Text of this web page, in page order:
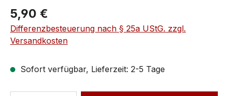
5,90 €
Differenzbesteuerung nach § 25a UStG. zzgl.
Versandkosten
Sofort verfügbar, Lieferzeit: 2-5 Tage